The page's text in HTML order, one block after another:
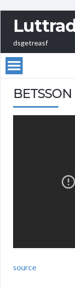
dsgetreasf
source